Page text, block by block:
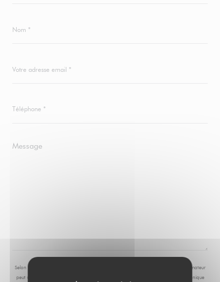
Selon l'article L.223-2 du code de la consommation, il est rappelé que le consommateur
peut user de son droit à s'inscrire sur la liste d'opposition au démarchage téléphonique